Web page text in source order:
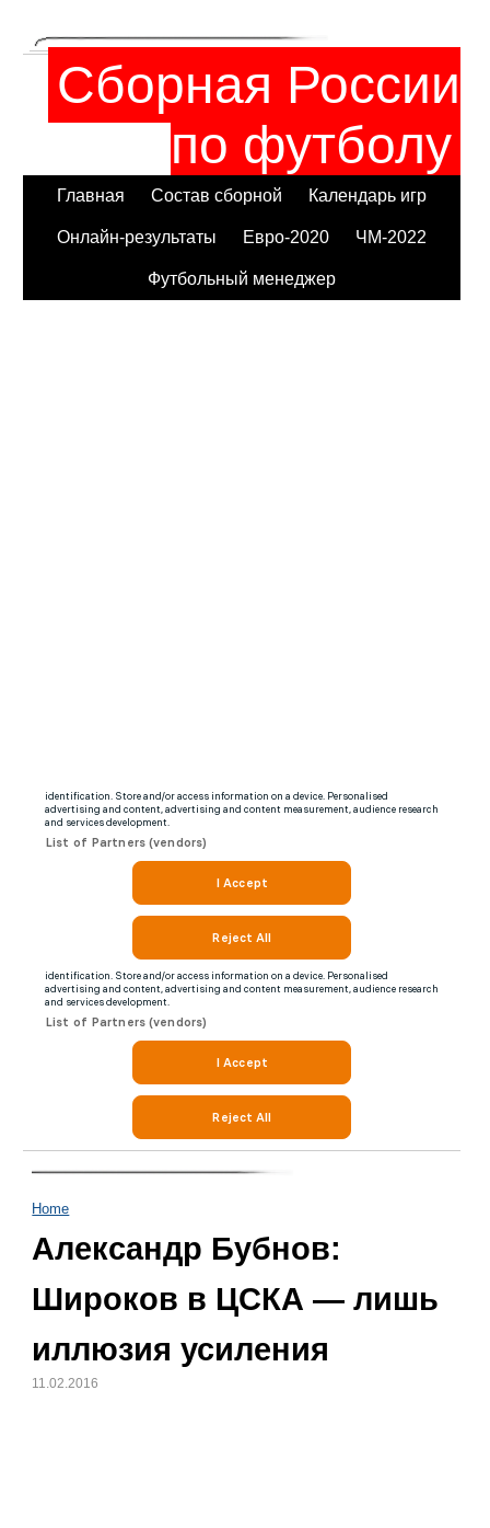
Сборная России
по футболу
Главная Состав сборной Календарь игр
Онлайн-результаты Евро-2020 ЧМ-2022
Футбольный менеджер
Home
Александр Бубнов:
Широков в ЦСКА — лишь
иллюзия усиления
11.02.2016